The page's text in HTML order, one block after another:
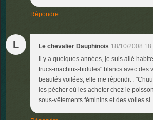
Répondre
L Le chevalier Dauphinois 18/10/2008
Il y a quelques années, je suis allé
trucs-machins-bidules" blancs avec des
beautés voilées, elle me répondit :
les pécher où les acheter chez le
sous-vêtements féminins et des voiles